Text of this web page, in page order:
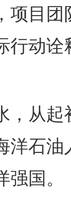
项目
行动诠
从起
洋石油
国。